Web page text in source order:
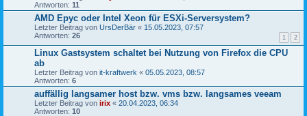
Antworten: 11
AMD Epyc oder Intel Xeon für ESXi-Serversystem?
Letzter Beitrag von UrsDerBär « 15.05.2023, 07:57
Antworten: 26 1 2
Linux Gastsystem schaltet bei Nutzung von Firefox die CPU
ab
Letzter Beitrag von it-kraftwerk « 05.05.2023, 08:57
Antworten: 6
auffällig langsamer host bzw. vms bzw. langsames veeam
Letzter Beitrag von irix « 20.04.2023, 06:34
Antworten: 10